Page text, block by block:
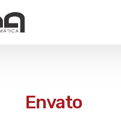
Envato